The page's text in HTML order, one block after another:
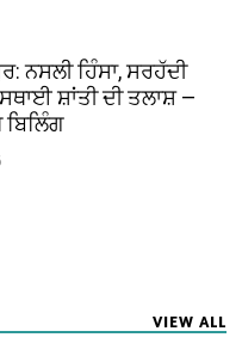
ਨਸਲੀ ਹਿੰਸਾ, ਸਰਹੱਦੀ
ਸ਼ਾਂਤੀ ਦੀ ਤਲਾਸ਼ —
VIEW ALL